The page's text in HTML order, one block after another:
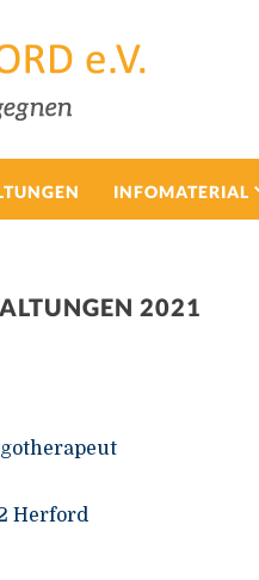
INFOMATERIAL
2021
Herford